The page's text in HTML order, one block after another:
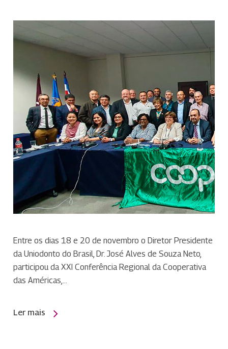
Entre os dias 18 e 20 de novembro o Diretor Presidente
da Uniodonto do Brasil, Dr. José Alves de Souza Neto,
participou da XXI Conferência Regional da Cooperativa
das Américas,…
Ler mais